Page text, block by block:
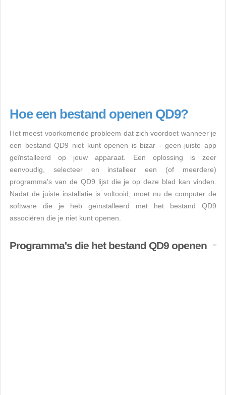
Hoe een bestand openen QD9?
Het meest voorkomende probleem dat zich voordoet wanneer je
een bestand QD9 niet kunt openen is bizar - geen juiste app
geïnstalleerd op jouw apparaat. Een oplossing is zeer
eenvoudig, selecteer en installeer een (of meerdere)
programma's van de QD9 lijst die je op deze blad kan vinden.
Nadat de juiste installatie is voltooid, moet nu de computer de
software die je heb geïnstalleerd met het bestand QD9
associëren die je niet kunt openen.
Programma's die het bestand QD9 openen